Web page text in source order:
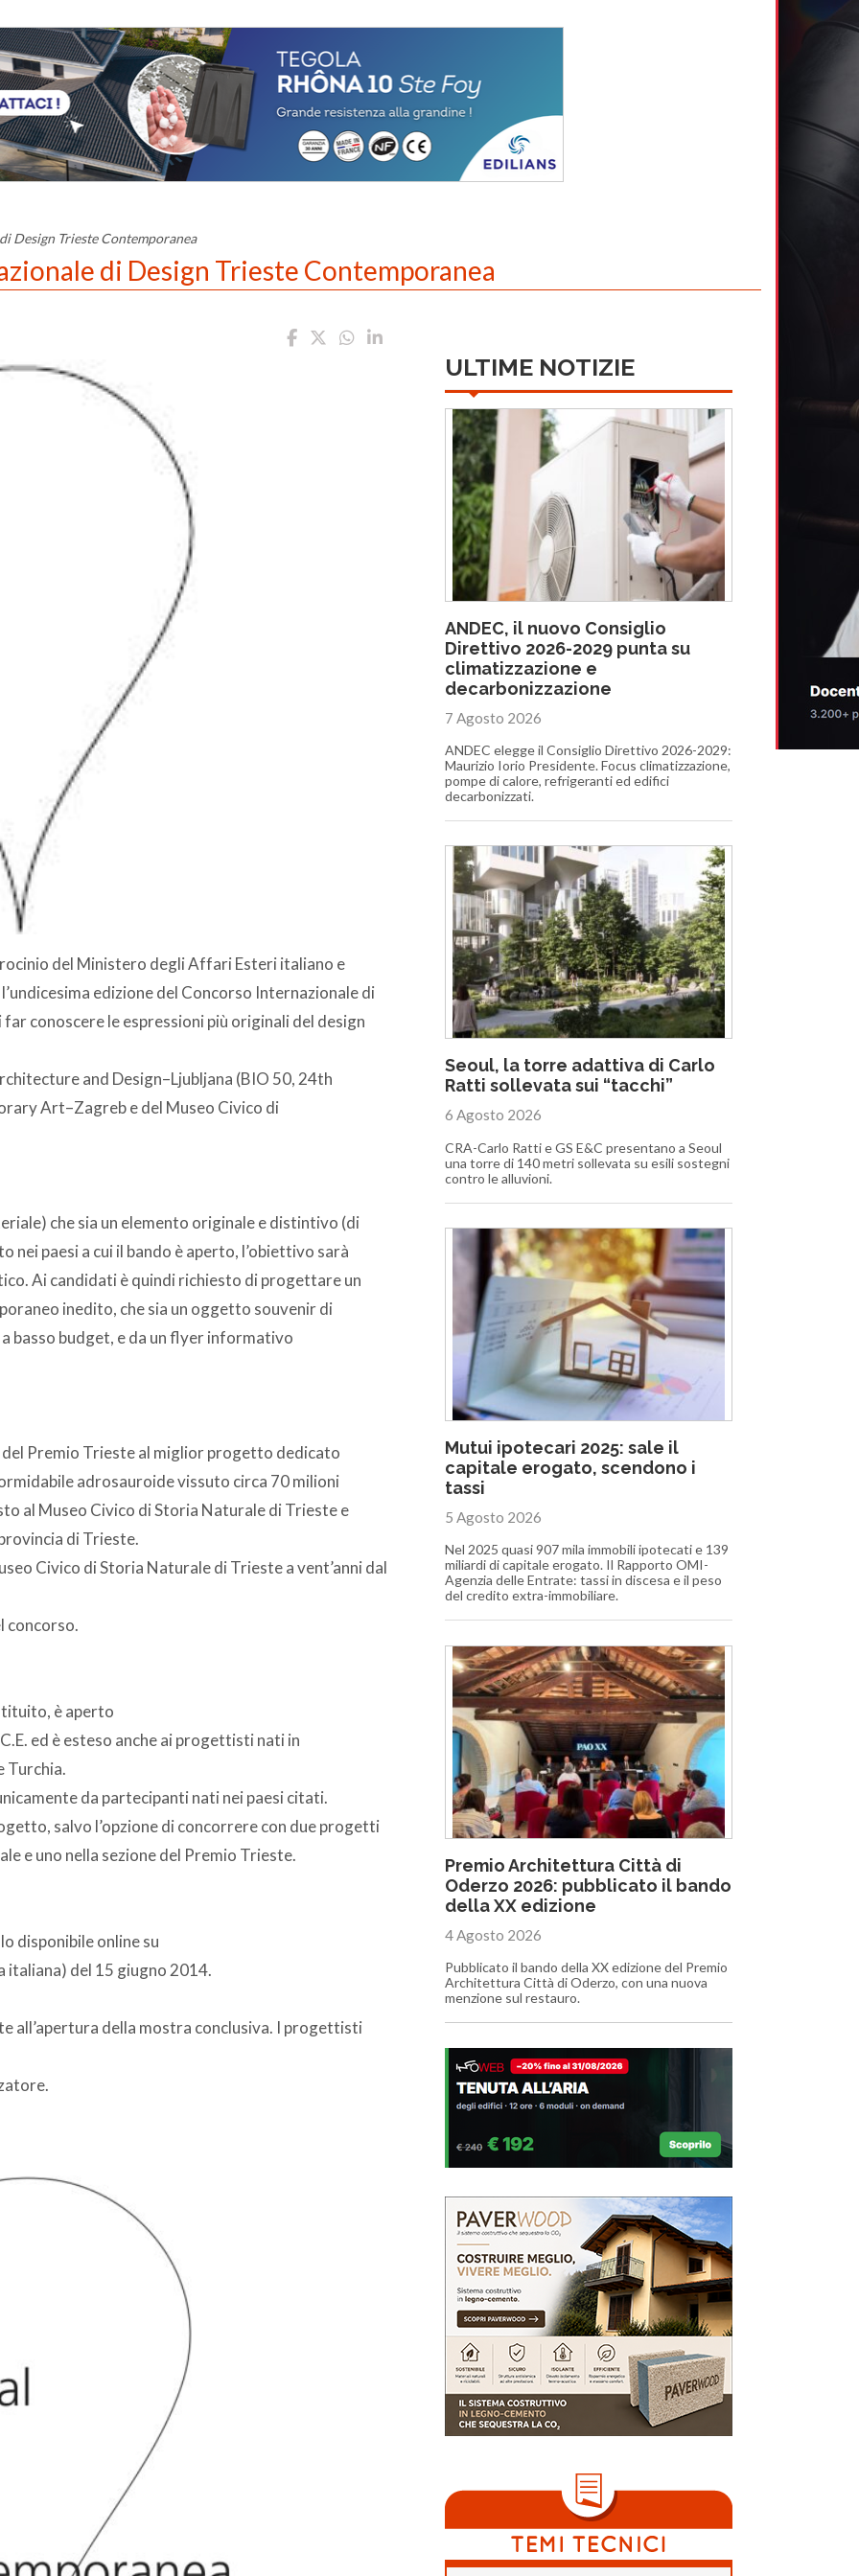
Design Trieste Contemporanea
di Design Trieste Contemporanea
del Ministero degli Affari Esteri italiano e
edizione del Concorso Internazionale di
conoscere le espressioni più originali del design
and Design–Ljubljana (BIO 50, 24th
Art–Zagreb e del Museo Civico di
che sia un elemento originale e distintivo (di
paesi a cui il bando è aperto, l’obiettivo sarà
Ai candidati è quindi richiesto di progettare un
inedito, che sia un oggetto souvenir di
basso budget, e da un flyer informativo
del Premio Trieste al miglior progetto dedicato
adrosauroide vissuto circa 70 milioni
al Museo Civico di Storia Naturale di Trieste e
di Trieste.
Civico di Storia Naturale di Trieste a vent’anni dal
concorso.
è aperto
ed è esteso anche ai progettisti nati in
Turchia.
da partecipanti nati nei paesi citati.
salvo l’opzione di concorrere con due progetti
e uno nella sezione del Premio Trieste.
disponibile online su
del 15 giugno 2014.
all’apertura della mostra conclusiva. I progettisti
ULTIME NOTIZIE
ANDEC, il nuovo Consiglio
Direttivo 2026-2029 punta su
climatizzazione e
decarbonizzazione
7 Agosto 2026
ANDEC elegge il Consiglio Direttivo 2026-2029:
Maurizio Iorio Presidente. Focus climatizzazione,
pompe di calore, refrigeranti ed edifici
decarbonizzati.
Seoul, la torre adattiva di Carlo
Ratti sollevata sui “tacchi”
6 Agosto 2026
CRA-Carlo Ratti e GS E&C presentano a Seoul
una torre di 140 metri sollevata su esili sostegni
contro le alluvioni.
Mutui ipotecari 2025: sale il
capitale erogato, scendono i
tassi
5 Agosto 2026
Nel 2025 quasi 907 mila immobili ipotecati e 139
miliardi di capitale erogato. Il Rapporto OMI-
Agenzia delle Entrate: tassi in discesa e il peso
del credito extra-immobiliare.
Premio Architettura Città di
Oderzo 2026: pubblicato il bando
della XX edizione
4 Agosto 2026
Pubblicato il bando della XX edizione del Premio
Architettura Città di Oderzo, con una nuova
menzione sul restauro.